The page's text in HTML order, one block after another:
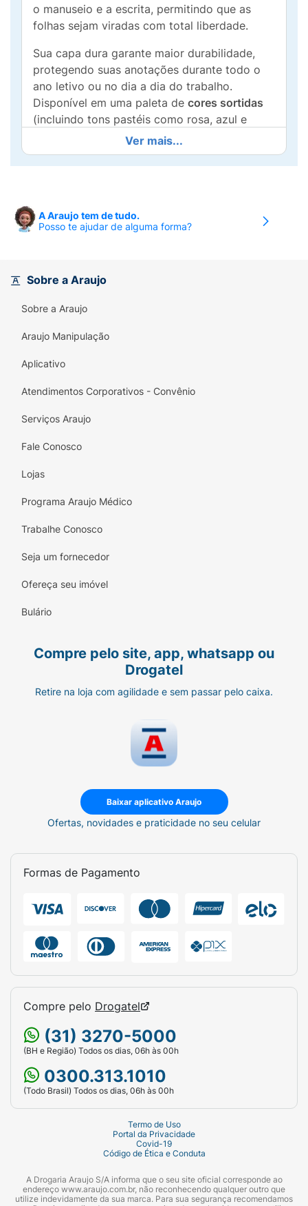
o manuseio e a escrita, permitindo que as
folhas sejam viradas com total liberdade.
Sua capa dura garante maior durabilidade,
protegendo suas anotações durante todo o
ano letivo ou no dia a dia do trabalho.
Disponível em uma paleta de cores sortidas
(incluindo tons pastéis como rosa, azul e
amarelo, além do clássico preto), ele se
adapta a qualquer estilo, do acadêmico ao
profissional.
Capa Dura Resistente: Maior proteção para
Acabamento em Espiral:
modernas que facilitam a organização por
matérias.
Versatilidade:Perfeito para estudantes de
em reuniões.
Ver mais...
A Araujo tem de tudo.
Posso te ajudar de alguma forma?
Sobre a Araujo
Sobre a Araujo
Araujo Manipulação
Aplicativo
Atendimentos Corporativos - Convênio
Serviços Araujo
Fale Conosco
Lojas
Programa Araujo Médico
Trabalhe Conosco
Seja um fornecedor
Ofereça seu imóvel
Bulário
Compre pelo site, app, whatsapp ou
Drogatel
Retire na loja com agilidade e sem passar pelo caixa.
Baixar aplicativo Araujo
Ofertas, novidades e praticidade no seu celular
Formas de Pagamento
Compre pelo Drogatel
(31) 3270-5000
(BH e Região) Todos os dias, 06h às 00h
0300.313.1010
(Todo Brasil) Todos os dias, 06h às 00h
Termo de Uso
Portal da Privacidade
Covid-19
Código de Ética e Conduta
A Drogaria Araujo S/A informa que o seu site oficial corresponde ao
endereço www.araujo.com.br, não reconhecendo qualquer outro que
utilize indevidamente da sua marca. Para sua segurança recomendamos